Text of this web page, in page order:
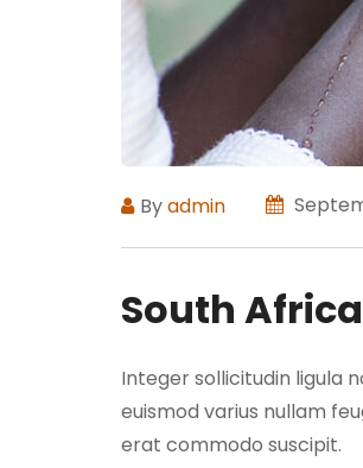
Byadmin
South
Integer sollicitudin ligula
euismod varius nullam
erat commodo suscipit.